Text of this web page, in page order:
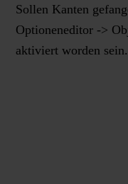
Sollen Kanten
Optioneneditor ->
aktiviert worden sein.